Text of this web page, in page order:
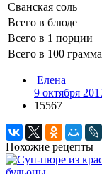
Сванская соль
Всего в блюде
Всего в 1 порции
Всего в 100
Елена
9 октября
15567
Похожие рецепты